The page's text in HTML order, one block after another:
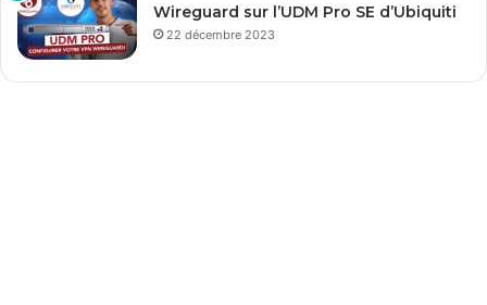
Wireguard sur l’UDM Pro SE d’Ubiquiti
22 décembre 2023